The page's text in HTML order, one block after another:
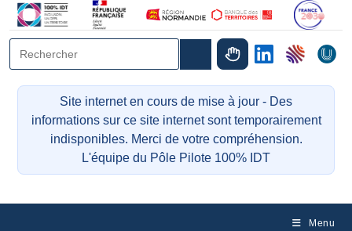
Site internet en cours de mise à jour - Des
informations sur ce site internet sont temporairement
indisponibles. Merci de votre compréhension.
L'équipe du Pôle Pilote 100% IDT
Menu